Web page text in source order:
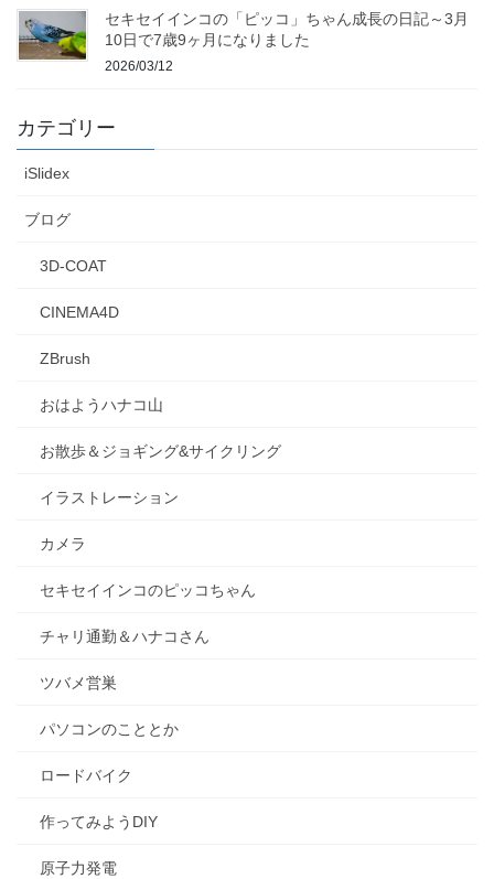
セキセイインコの「ピッコ」ちゃん成長の日記～3月
10日で7歳9ヶ月になりました
2026/03/12
カテゴリー
iSlidex
ブログ
3D-COAT
CINEMA4D
ZBrush
おはようハナコ山
お散歩＆ジョギング&サイクリング
イラストレーション
カメラ
セキセイインコのピッコちゃん
チャリ通勤＆ハナコさん
ツバメ営巣
パソコンのこととか
ロードバイク
作ってみようDIY
原子力発電